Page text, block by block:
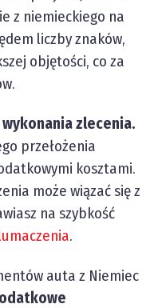
z niemieckiego na
liczby znaków,
objętości, co za
zlecenia.
przełożenia
kosztami.
może wiązać się z
na szybkość
.
auta z Niemiec